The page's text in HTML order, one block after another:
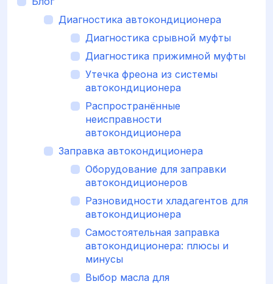
Диагностика автокондиционера
Диагностика срывной муфты
Диагностика прижимной муфты
Утечка фреона из системы
автокондиционера
Распространённые
неисправности
автокондиционера
Заправка автокондиционера
Оборудование для заправки
автокондиционеров
Разновидности хладагентов для
автокондиционера
Самостоятельная заправка
автокондиционера: плюсы и
минусы
Выбор масла для